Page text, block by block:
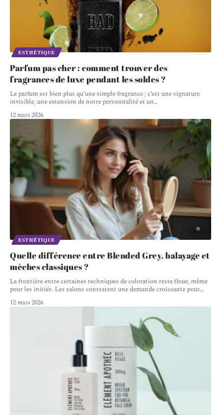
ESTHÉTIQUE
Parfum pas cher : comment trouver des
fragrances de luxe pendant les soldes ?
Le parfum est bien plus qu’une simple fragrance ; c’est une signature
invisible, une extension de notre personnalité et un…
12 mars 2026
ESTHÉTIQUE
Quelle différence entre Blended Grey, balayage et
mèches classiques ?
La frontière entre certaines techniques de coloration reste floue, même
pour les initiés. Les salons constatent une demande croissante pour…
12 mars 2026